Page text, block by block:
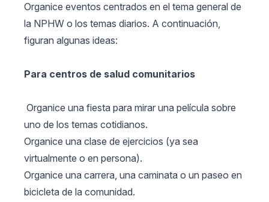
Organice eventos centrados en el tema general de
la NPHW o los temas diarios. A continuación,
figuran algunas ideas:
Para centros de salud comunitarios
Organice una fiesta para mirar una película sobre
uno de los temas cotidianos.
Organice una clase de ejercicios (ya sea
virtualmente o en persona).
Organice una carrera, una caminata o un paseo en
bicicleta de la comunidad.